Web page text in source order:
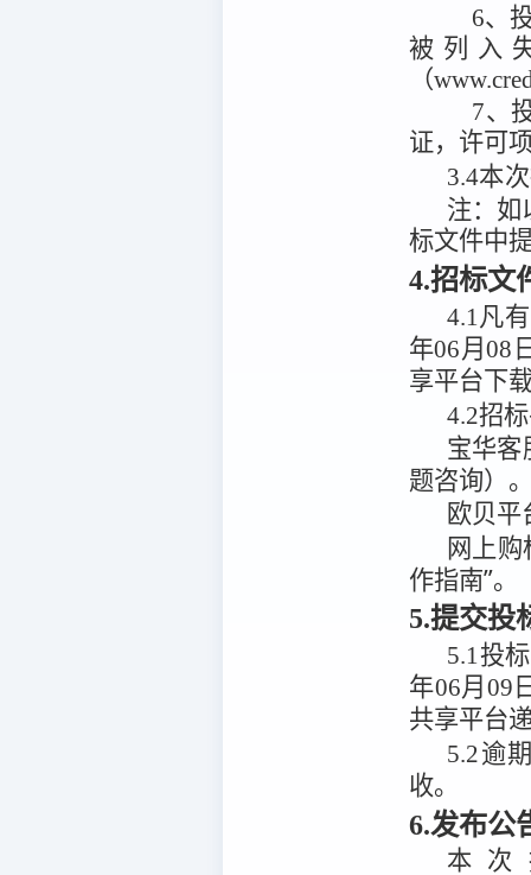
6、
被列入
（
7、
证，许可
3.4本
注： 如
标文件中
4.招标文
4.1凡
年06月08
享平台下
4.2招
宝华客
题咨询）
欧贝平
网上
作指南”。
5.提交投
5.1投
年06月09
共享平台
5.2逾
收。
6.发布公
本